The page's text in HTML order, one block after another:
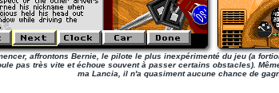
affrontons Bernie, le pilote le plus inexpérimenté du jeu (a
pas très vite et échoue souvent à passer certains obstacles).
ma Lancia, il n'a quasiment aucune chance de